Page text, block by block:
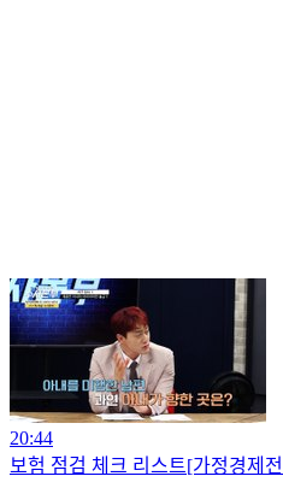
20:44
보험 점검 체크